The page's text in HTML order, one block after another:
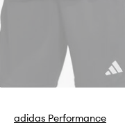
adidas Performance